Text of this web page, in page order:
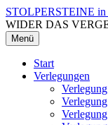
Zum
Inhalt
überspringen
STOLPERSTEINE
WIDER DAS
Menü
Start
Verlegungen